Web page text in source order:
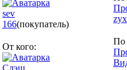
sev
166(покупатель)
От кого:
Слэш
По